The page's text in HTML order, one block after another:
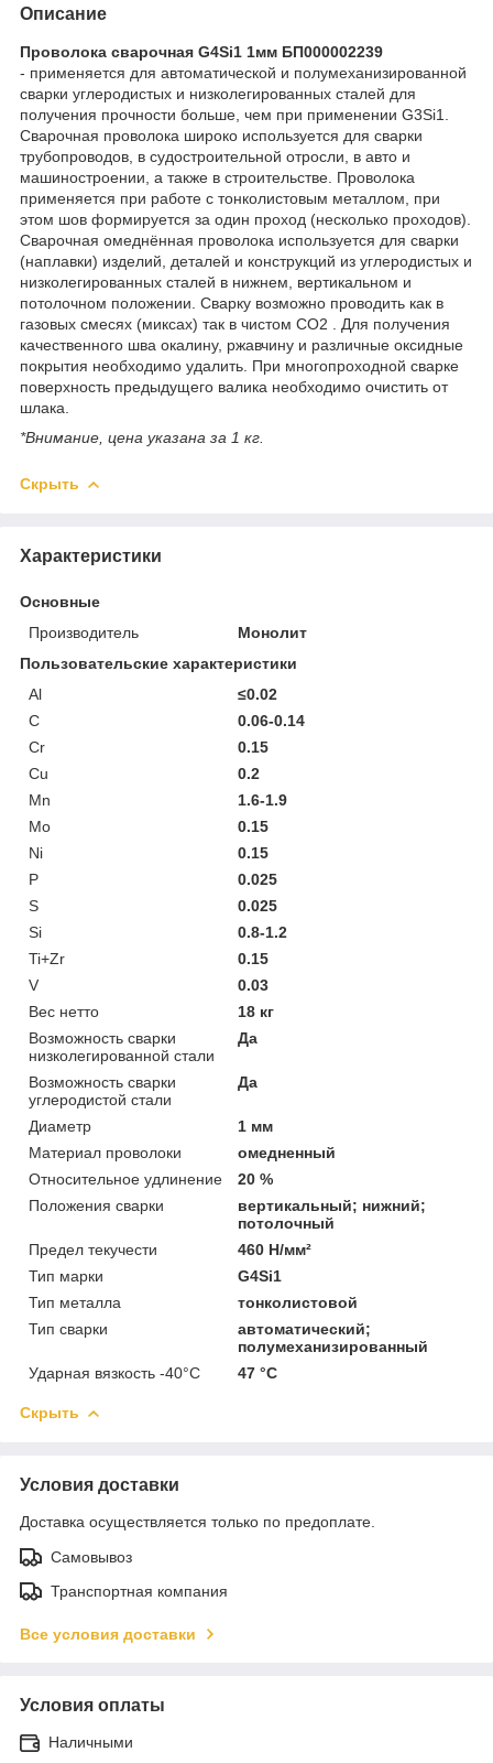
Описание
Проволока сварочная G4Si1 1мм БП000002239
- применяется для автоматической и полумеханизированной
сварки углеродистых и низколегированных сталей для
получения прочности больше, чем при применении G3Si1.
Сварочная проволока широко используется для сварки
трубопроводов, в судостроительной отросли, в авто и
машиностроении, а также в строительстве. Проволока
применяется при работе с тонколистовым металлом, при
этом шов формируется за один проход (несколько проходов).
Сварочная омеднённая проволока используется для сварки
(наплавки) изделий, деталей и конструкций из углеродистых и
низколегированных сталей в нижнем, вертикальном и
потолочном положении. Сварку возможно проводить как в
газовых смесях (миксах) так в чистом СО2 . Для получения
качественного шва окалину, ржавчину и различные оксидные
покрытия необходимо удалить. При многопроходной сварке
поверхность предыдущего валика необходимо очистить от
шлака.
*Внимание, цена указана за 1 кг.
Скрыть
Характеристики
Основные
Производитель
Монолит
Пользовательские характеристики
Al
≤0.02
C
0.06-0.14
Cr
0.15
Cu
0.2
Mn
1.6-1.9
Mo
0.15
Ni
0.15
P
0.025
S
0.025
Si
0.8-1.2
Ti+Zr
0.15
V
0.03
Вес нетто
18 кг
Возможность сварки
низколегированной стали
Да
Возможность сварки
углеродистой стали
Да
Диаметр
1 мм
Материал проволоки
омедненный
Относительное удлинение
20 %
Положения сварки
вертикальный; нижний;
потолочный
Предел текучести
460 Н/мм²
Тип марки
G4Si1
Тип металла
тонколистовой
Тип сварки
автоматический;
полумеханизированный
Ударная вязкость -40°С
47 °C
Скрыть
Условия доставки
Доставка осуществляется только по предоплате.
Самовывоз
Транспортная компания
Все условия доставки
Условия оплаты
Наличными